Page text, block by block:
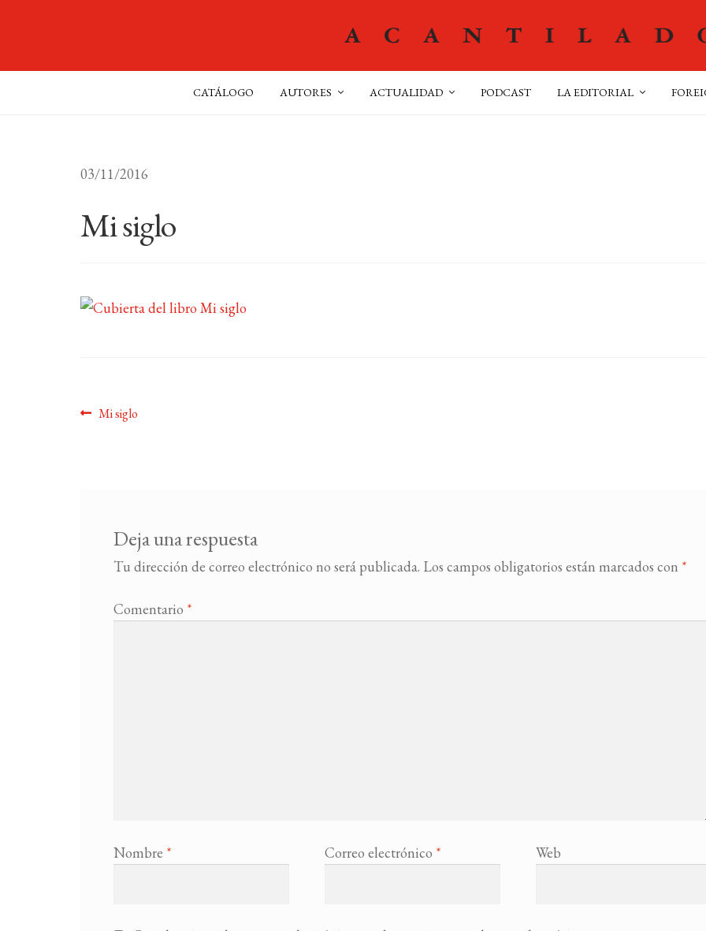
CATÁLOGO AUTORES ACTUALIDAD PODCAST LA EDITORIAL
03/11/2016
Mi siglo
Navegación
Anterior:
Mi siglo
Deja una respuesta
Tu dirección de correo electrónico no será publicada. Los campos obligatorios están marcados con *
Comentario *
Nombre * Correo electrónico * Web